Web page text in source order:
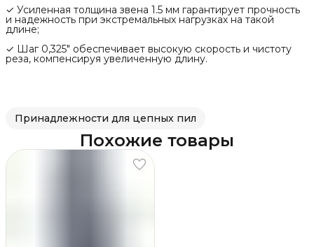
✓ Усиленная толщина звена 1.5 мм гарантирует прочность
и надежность при экстремальных нагрузках на такой
длине;
✓ Шаг 0,325" обеспечивает высокую скорость и чистоту
реза, компенсируя увеличенную длину.
Принадлежности для цепных пил
Похожие товары